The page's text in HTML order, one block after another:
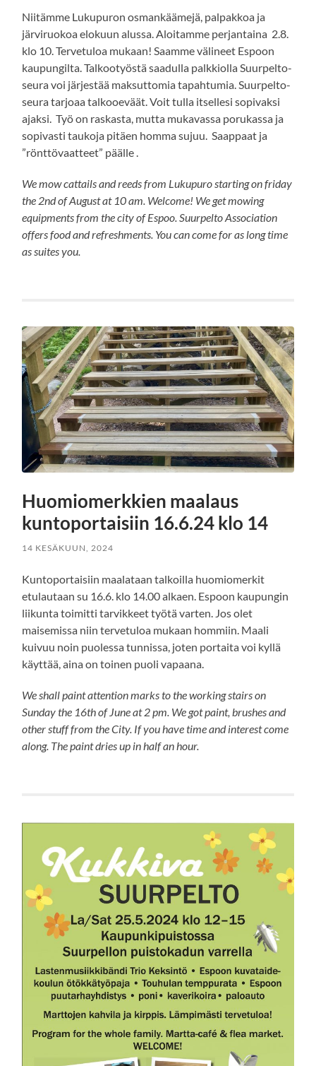
Niitämme Lukupuron osmankäämejä, palpakkoa ja
järviruokoa elokuun alussa. Aloitamme perjantaina 2.8.
klo 10. Tervetuloa mukaan! Saamme välineet Espoon
kaupungilta. Talkootyöstä saadulla palkkiolla Suurpelto-
seura voi järjestää maksuttomia tapahtumia.Suurpelto-
seura tarjoaa talkooeväät. Voit tulla itsellesi sopivaksi
ajaksi. Työ on raskasta, mutta mukavassa porukassa ja
sopivasti taukoja pitäen homma sujuu. Saappaat ja
”rönttövaatteet” päälle .
We mow cattails and reeds from Lukupuro starting on friday
the 2nd of August at 10 am. Welcome! We get mowing
equipments from the city of Espoo. Suurpelto Association
offers food and refreshments. You can come for as long time
as suites you.
Huomiomerkkien maalaus
kuntoportaisiin 16.6.24 klo 14
14 KESÄKUUN, 2024
Kuntoportaisiin maalataan talkoilla huomiomerkit
etulautaan su 16.6. klo 14.00 alkaen. Espoon kaupungin
liikunta toimitti tarvikkeet työtä varten. Jos olet
maisemissa niin tervetuloa mukaan hommiin. Maali
kuivuu noin puolessa tunnissa, joten portaita voi kyllä
käyttää, aina on toinen puoli vapaana.
We shall paint attention marks to the working stairs on
Sunday the 16th of June at 2 pm. We got paint, brushes and
other stuff from the City. If you have time and interest come
along. The paint dries up in half an hour.